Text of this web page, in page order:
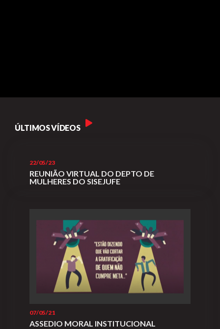
ÚLTIMOS VÍDEOS
22/05/23
REUNIÃO VIRTUAL DO DEPTO DE
MULHERES DO SISEJUFE
07/05/21
ASSEDIO MORAL INSTITUCIONAL